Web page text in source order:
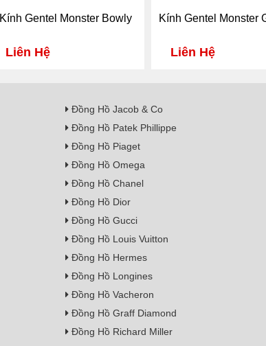
Kính Gentel Monster Bowly
Liên Hệ
Kính Gentel Monster
Liên Hệ
Đồng Hồ Jacob & Co
Đồng Hồ Patek Phillippe
Đồng Hồ Piaget
Đồng Hồ Omega
Đồng Hồ Chanel
Đồng Hồ Dior
Đồng Hồ Gucci
Đồng Hồ Louis Vuitton
Đồng Hồ Hermes
Đồng Hồ Longines
Đồng Hồ Vacheron
Đồng Hồ Graff Diamond
Đồng Hồ Richard Miller